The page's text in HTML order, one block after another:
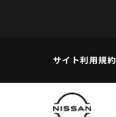
サイト利用規約